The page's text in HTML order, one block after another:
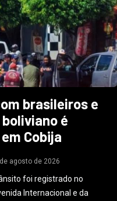
brasileiros e
é
Cobija
agosto de 2026
foi registrado no
Internacional e da